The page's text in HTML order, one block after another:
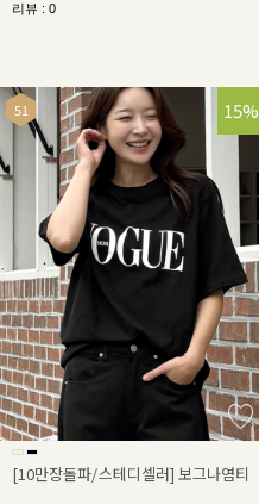
리뷰 : 0
15%
[10만장돌파/스테디셀러] 보그나염티